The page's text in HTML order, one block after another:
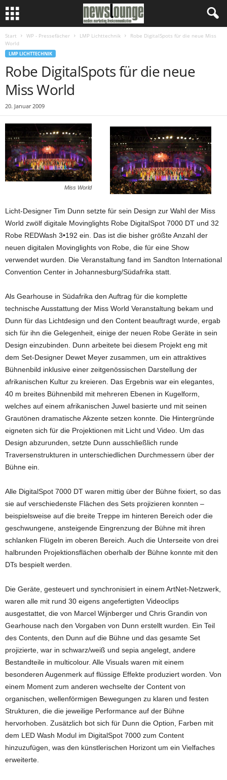
Start WP - Pressefächer LMP Lichttechnik
Robe DigitalSpots für die neue Miss
World
LMP LICHTTECHNIK
Robe DigitalSpots für die neue
Miss World
20. Januar 2009
Miss World
Licht-Designer Tim Dunn setzte für sein Design zur Wahl der Miss
World zwölf digitale Movinglights Robe DigitalSpot 7000 DT und 32
Robe REDWash 3•192 ein. Das ist die bisher größte Anzahl der
neuen digitalen Movinglights von Robe, die für eine Show
verwendet wurden. Die Veranstaltung fand im Sandton International
Convention Center in Johannesburg/Südafrika statt.
Als Gearhouse in Südafrika den Auftrag für die komplette
technische Ausstattung der Miss World Veranstaltung bekam und
Dunn für das Lichtdesign und den Content beauftragt wurde, ergab
sich für ihn die Gelegenheit, einige der neuen Robe Geräte in sein
Design einzubinden. Dunn arbeitete bei diesem Projekt eng mit
dem Set-Designer Dewet Meyer zusammen, um ein attraktives
Bühnenbild inklusive einer zeitgenössischen Darstellung der
afrikanischen Kultur zu kreieren. Das Ergebnis war ein elegantes,
40 m breites Bühnenbild mit mehreren Ebenen in Kugelform,
welches auf einem afrikanischen Juwel basierte und mit seinen
Grautönen dramatische Akzente setzen konnte. Die Hintergründe
eigneten sich für die Projektionen mit Licht und Video. Um das
Design abzurunden, setzte Dunn ausschließlich runde
Traversenstrukturen in unterschiedlichen Durchmessern über der
Bühne ein.
Alle DigitalSpot 7000 DT waren mittig über der Bühne fixiert, so das
sie auf verschiedenste Flächen des Sets projizieren konnten –
beispielsweise auf die breite Treppe im hinteren Bereich oder die
geschwungene, ansteigende Eingrenzung der Bühne mit ihren
schlanken Flügeln im oberen Bereich. Auch die Unterseite von drei
halbrunden Projektionsflächen oberhalb der Bühne konnte mit den
DTs bespielt werden.
Die Geräte, gesteuert und synchronisiert in einem ArtNet-Netzwerk,
waren alle mit rund 30 eigens angefertigten Videoclips
ausgestattet, die von Marcel Wijnberger und Chris Grandin von
Gearhouse nach den Vorgaben von Dunn erstellt wurden. Ein Teil
des Contents, den Dunn auf die Bühne und das gesamte Set
projizierte, war in schwarz/weiß und sepia angelegt, andere
Bestandteile in multicolour. Alle Visuals waren mit einem
besonderen Augenmerk auf flüssige Effekte produziert worden. Von
einem Moment zum anderen wechselte der Content von
organischen, wellenförmigen Bewegungen zu klaren und festen
Strukturen, die die jeweilige Performance auf der Bühne
hervorhoben. Zusätzlich bot sich für Dunn die Option, Farben mit
dem LED Wash Modul im DigitalSpot 7000 zum Content
hinzuzufügen, was den künstlerischen Horizont um ein Vielfaches
erweiterte.